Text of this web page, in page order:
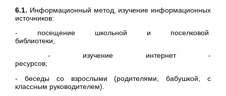
6.1. Информационный метод, изучение информационных
источников:
- посещение школьной и поселковой
библиотеки;
- изучение интернет -
ресурсов;
- беседы со взрослыми (родителями, бабушкой, с
классным руководителем).